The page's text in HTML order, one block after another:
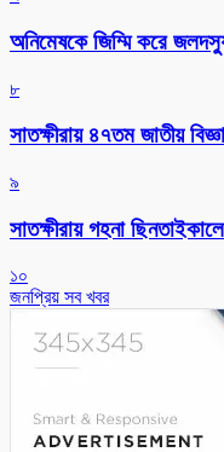
অনিমেষকে জিম্মি করে
৮
সাতক্ষীরায় ৪৭তম জাতীয়
৯
সাতক্ষীরায় গহনা
১০
জনপ্রিয় সব খবর